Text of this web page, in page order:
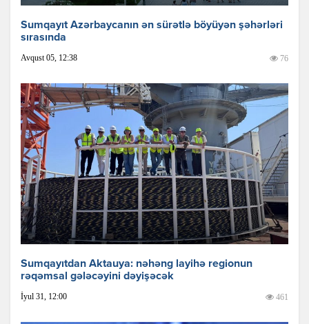
Sumqayıt Azərbaycanın ən sürətlə böyüyən şəhərləri
sırasında
Avqust 05, 12:38 76
Sumqayıtdan Aktauya: nəhəng layihə regionun
rəqəmsal gələcəyini dəyişəcək
İyul 31, 12:00 461